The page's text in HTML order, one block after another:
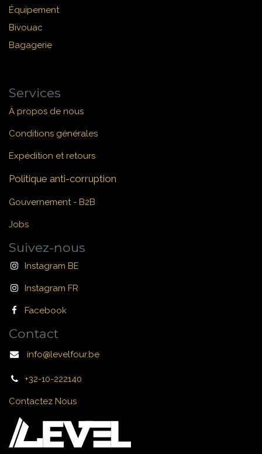
Équipement
Bivouac
Bagagerie
Services
À propos de nous
Conditions générales
Expédition et retours
Politique anti-corruption
Gouvernement - B2B
Jobs
Suivez-nous
Instagram BE
Instagram FR
Facebook
Contact
info@levelfour.be
+32-10-222140
Contactez Nous